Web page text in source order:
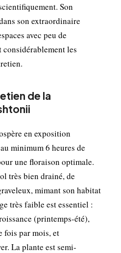
Son
son extraordinaire
avec peu de
considérablement les
de la
en exposition
minimum 6 heures de
une floraison optimale.
très bien drainé, de
mimant son habitat
très faible est essentiel :
(printemps-été),
fois par mois, et
La plante est semi-